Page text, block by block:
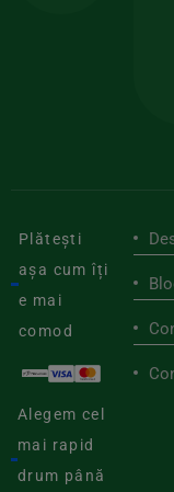
Plătești
așa cum îți
e mai
comod
Alegem cel
mai rapid
drum până